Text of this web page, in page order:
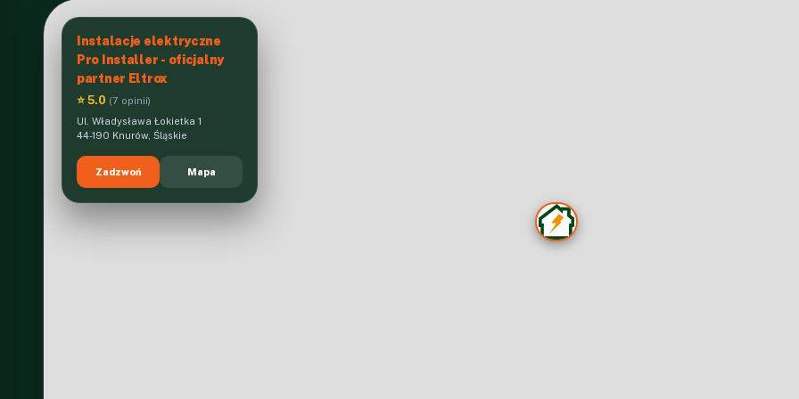
Instalacje elektryczne
Pro Installer - oficjalny
partner Eltrox
⭐ 5.0 (7 opinii)
Ul. Władysława Łokietka 1
44-190 Knurów, Śląskie
Zadzwoń Mapa